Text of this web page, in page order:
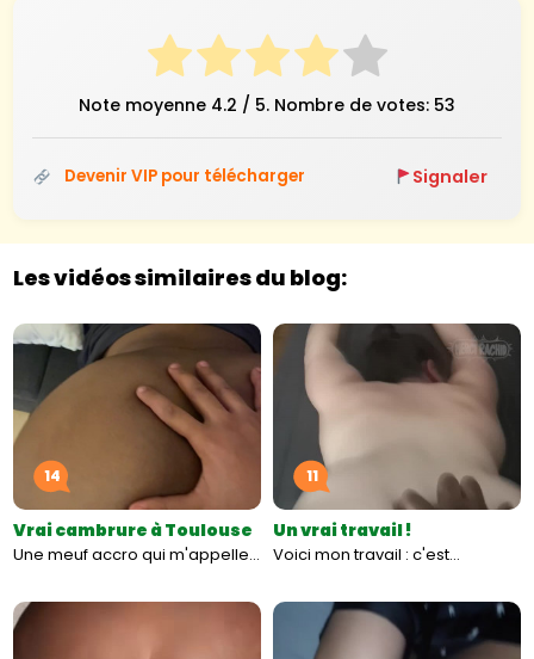
Note moyenne 4.2 / 5. Nombre de votes: 53
Devenir VIP pour télécharger Signaler
Les vidéos similaires du blog:
14
Vrai cambrure à Toulouse
Une meuf accro qui m'appelle…
11
Un vrai travail !
Voici mon travail : c'est…